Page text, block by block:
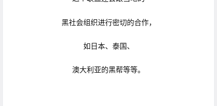
黑社会组织进行密切的合作，
如日本、泰国、
澳大利亚的黑帮等等。